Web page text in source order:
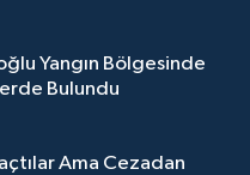
Yangın Bölgesinde
Bulundu
Ama Cezadan